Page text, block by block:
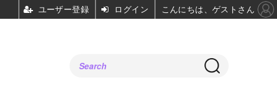
ユーザー登録 ログイン こんにちは、ゲストさん